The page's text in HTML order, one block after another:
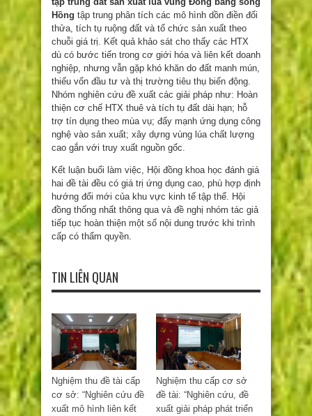
Hồng tập trung phân tích các mô hình dồn điền đổi
thửa, tích tụ ruộng đất và tổ chức sản xuất theo
chuỗi giá trị. Kết quả khảo sát cho thấy các HTX
dù có bước tiến trong cơ giới hóa và liên kết doanh
nghiệp, nhưng vẫn gặp khó khăn do đất manh mún,
thiếu vốn đầu tư và thị trường tiêu thụ biến động.
Nhóm nghiên cứu đề xuất các giải pháp như: Hoàn
thiện cơ chế HTX thuê và tích tụ đất dài hạn; hỗ
trợ tín dụng theo mùa vụ; đẩy mạnh ứng dụng công
nghệ vào sản xuất; xây dựng vùng lúa chất lượng
cao gắn với truy xuất nguồn gốc.
Kết luận buổi làm việc, Hội đồng khoa học đánh giá
hai đề tài đều có giá trị ứng dụng cao, phù hợp định
hướng đổi mới của khu vực kinh tế tập thể. Hội
đồng thống nhất thông qua và đề nghị nhóm tác giả
tiếp tục hoàn thiện một số nội dung trước khi trình
cấp có thẩm quyền.
TIN LIÊN QUAN
Nghiệm thu đề tài cấp
cơ sở: “Nghiên cứu đề
xuất mô hình liên kết
Nghiệm thu cấp cơ sở
đề tài: “Nghiên cứu, đề
xuất giải pháp phát triển